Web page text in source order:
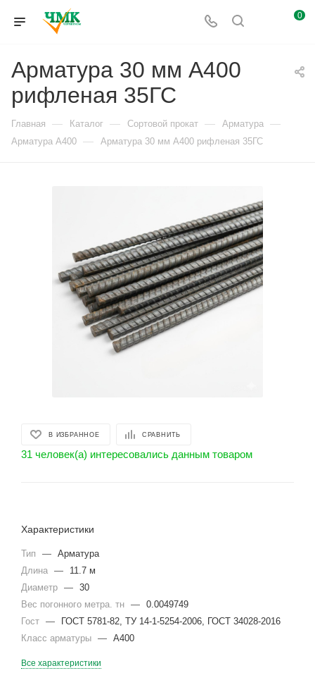
0
Арматура 30 мм А400
рифленая 35ГС
Главная — Каталог — Сортовой прокат — Арматура —
Арматура А400 — Арматура 30 мм А400 рифленая 35ГС
В ИЗБРАННОЕ СРАВНИТЬ
31 человек(а) интересовались данным товаром
Характеристики
Тип — Арматура
Длина —
11.7 м
Диаметр — 30
Вес погонного метра. тн — 0.0049749
Гост —
ГОСТ 5781-82, ТУ 14-1-5254-2006, ГОСТ 34028-2016
Класс арматуры — А400
Все характеристики